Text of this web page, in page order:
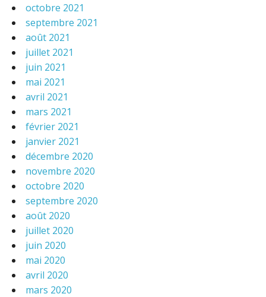
octobre 2021
septembre 2021
août 2021
juillet 2021
juin 2021
mai 2021
avril 2021
mars 2021
février 2021
janvier 2021
décembre 2020
novembre 2020
octobre 2020
septembre 2020
août 2020
juillet 2020
juin 2020
mai 2020
avril 2020
mars 2020